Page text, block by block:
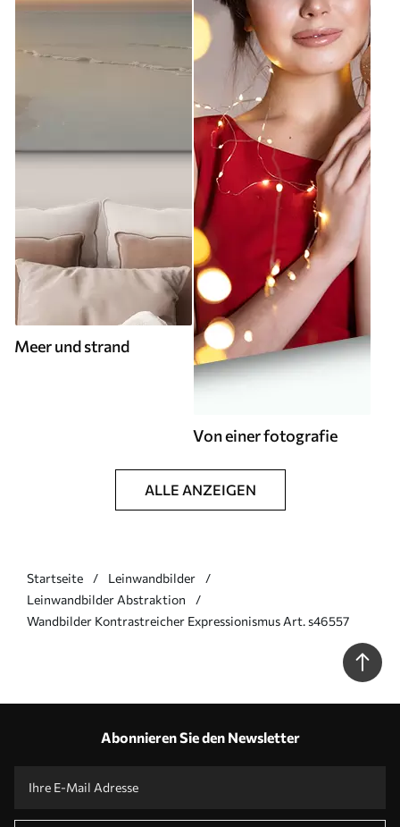
Meer und strand
Von einer fotografie
ALLE ANZEIGEN
Startseite
Leinwandbilder
Leinwandbilder Abstraktion
Wandbilder Kontrastreicher Expressionismus Art. s46557
Abonnieren Sie den Newsletter